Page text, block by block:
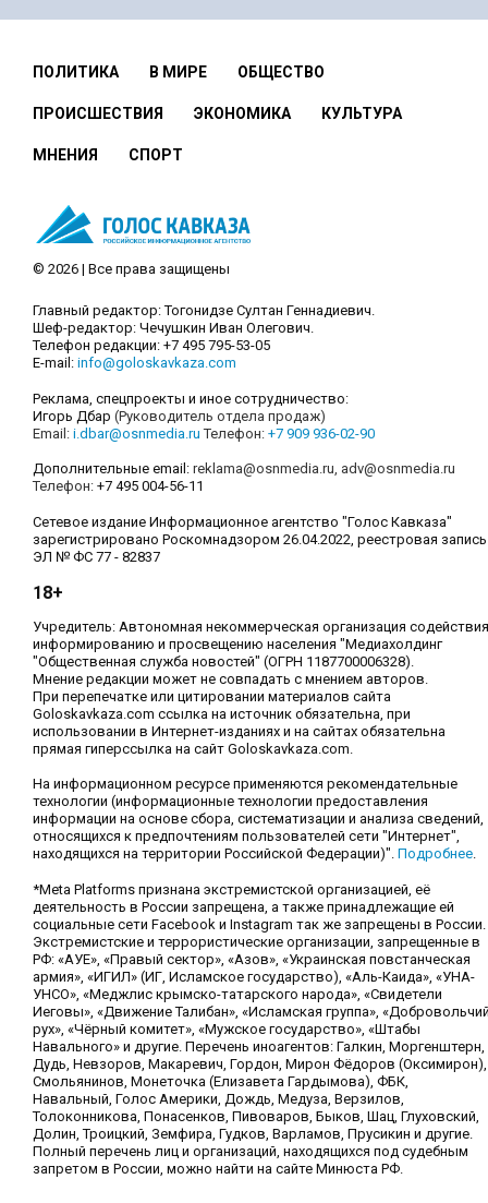
ПОЛИТИКА В МИРЕ ОБЩЕСТВО
ПРОИСШЕСТВИЯ ЭКОНОМИКА КУЛЬТУРА
МНЕНИЯ СПОРТ
© 2026 | Все права защищены
Главный редактор: Тогонидзе Султан Геннадиевич.
Шеф-редактор: Чечушкин Иван Олегович.
Телефон редакции: +7 495 795-53-05
E-mail: info@goloskavkaza.com
Реклама, спецпроекты и иное сотрудничество:
Игорь Дбар (Руководитель отдела продаж)
Email: i.dbar@osnmedia.ru Телефон: +7 909 936-02-90
Дополнительные email: reklama@osnmedia.ru, adv@osnmedia.ru
Телефон: +7 495 004-56-11
Сетевое издание Информационное агентство "Голос Кавказа"
зарегистрировано Роскомнадзором 26.04.2022, реестровая запись
ЭЛ № ФС 77 - 82837
18+
Учредитель: Автономная некоммерческая организация содействия
информированию и просвещению населения "Медиахолдинг
"Общественная служба новостей" (ОГРН 1187700006328).
Мнение редакции может не совпадать с мнением авторов.
При перепечатке или цитировании материалов сайта
Goloskavkaza.com ссылка на источник обязательна, при
использовании в Интернет-изданиях и на сайтах обязательна
прямая гиперссылка на сайт Goloskavkaza.com.
На информационном ресурсе применяются рекомендательные
технологии (информационные технологии предоставления
информации на основе сбора, систематизации и анализа сведений,
относящихся к предпочтениям пользователей сети "Интернет",
находящихся на территории Российской Федерации)". Подробнее.
*Meta Platforms признана экстремистской организацией, её
деятельность в России запрещена, а также принадлежащие ей
социальные сети Facebook и Instagram так же запрещены в России.
Экстремистские и террористические организации, запрещенные в
РФ: «АУЕ», «Правый сектор», «Азов», «Украинская повстанческая
армия», «ИГИЛ» (ИГ, Исламское государство), «Аль-Каида», «УНА-
УНСО», «Меджлис крымско-татарского народа», «Свидетели
Иеговы», «Движение Талибан», «Исламская группа»,
рух», «Чёрный комитет», «Мужское государство», «Штабы
Навального» и другие. Перечень иноагентов: Галкин, Моргенштерн,
Дудь, Невзоров, Макаревич, Гордон, Мирон Фёдоров (Оксимирон),
Смольянинов, Монеточка (Елизавета Гардымова), ФБК,
Навальный, Голос Америки, Дождь, Медуза, Верзилов,
Толоконникова, Понасенков, Пивоваров, Быков, Шац, Глуховский,
Долин, Троицкий, Земфира, Гудков, Варламов, Прусикин и другие.
Полный перечень лиц и организаций, находящихся под судебным
запретом в России, можно найти на сайте Минюста РФ.